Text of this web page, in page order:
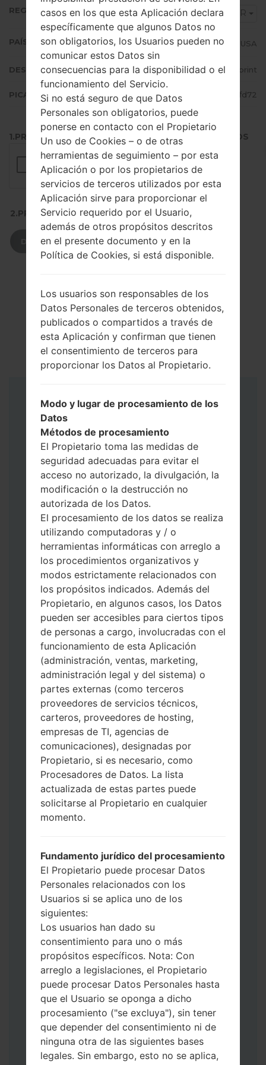
REGIÓN SPR
PAÍS (UN/EL PAÍS) USA
DESCRIPCIÓN Sprint
PICADILLO a42cf943a361f865edd86a2faf33fd72
1.PRESIONE EL BOTÓN PARA CARGAR LOS ARCHIVOS
2.PRESIONE PARA DESCARGAR
DESCARGAR
Instrucciones
Descargue a su PC: la última versión de
Odin 3.
A continuación, extraiga el archivo de
firmware.
Debe obtener 1 (si es archivo 1, elíjalo aquí)
o 5 (si es archivo 5, selecciónelo aquí):
AP: "Sistema y Recuperación"
CP: "Módem y Radio"
CSC _ ***: "País y región y operador"
HOME_CSC _ ***: "País y regióny
operador"
Agregue todos los archivos a Odin 3.
Si desea hacer clean flash, use CSC _ *** o
use HOME_CSC _ *** para mantener sus
datos y aplicaciones.
Ahora apague su teléfono y entre al Modo
de Descarga. Cómo hacer todos los
Presione y mantenga presionados la
tecla de Encendido, el botón de Subir
volumen y la tecla de Bixby.
Presione y mantenga presionadas las
teclas de Subir y de Bajar volumen y
luego conecte un cable USB.
Presione y mantenga presionados la
tecla de Encendido, el botón de Bajar
volumen y la tecla de Inicio.
Conecte un cable USB, luego
mantenga presionados el botón de Bixby
y la tecla de Bajar volumen.
Presione y mantenga presionados la
tecla de Encendido y el botón de Subir
volumen.
casos en los que esta Aplicación declara
específicamente que algunos Datos no
son obligatorios, los Usuarios pueden no
comunicar estos Datos sin
consecuencias para la disponibilidad o el
funcionamiento del Servicio.
Si no está seguro de que Datos
Personales son obligatorios, puede
ponerse en contacto con el Propietario
Un uso de Cookies – o de otras
herramientas de seguimiento – por esta
Aplicación o por los propietarios de
servicios de terceros utilizados por esta
Aplicación sirve para proporcionar el
Servicio requerido por el Usuario,
además de otros propósitos descritos
en el presente documento y en la
Política de Cookies, si está disponible.
Los usuarios son responsables de los
Datos Personales de terceros obtenidos,
publicados o compartidos a través de
esta Aplicación y confirman que tienen
el consentimiento de terceros para
proporcionar los Datos al Propietario.
Modo y lugar de procesamiento de los
Datos
Métodos de procesamiento
El Propietario toma las medidas de
seguridad adecuadas para evitar el
acceso no autorizado, la divulgación, la
modificación o la destrucción no
autorizada de los Datos.
El procesamiento de los datos se realiza
utilizando computadoras y / o
herramientas informáticas con arreglo a
los procedimientos organizativos y
modos estrictamente relacionados con
los propósitos indicados. Además del
Propietario, en algunos casos, los Datos
pueden ser accesibles para ciertos tipos
de personas a cargo, involucradas con el
funcionamiento de esta Aplicación
(administración, ventas, marketing,
administración legal y del sistema) o
partes externas (como terceros
proveedores de servicios técnicos,
carteros, proveedores de hosting,
empresas de TI, agencias de
comunicaciones), designadas por
Propietario, si es necesario, como
Procesadores de Datos. La lista
actualizada de estas partes puede
solicitarse al Propietario en cualquier
momento.
Fundamento jurídico del procesamiento
El Propietario puede procesar Datos
Personales relacionados con los
Usuarios si se aplica uno de los
siguientes:
Los usuarios han dado su
consentimiento para uno o más
propósitos específicos. Nota: Con
arreglo a legislaciones, el Propietario
puede procesar Datos Personales hasta
que el Usuario se oponga a dicho
procesamiento ("se excluya"), sin tener
que depender del consentimiento ni de
ninguna otra de las siguientes bases
legales. Sin embargo, esto no se aplica,